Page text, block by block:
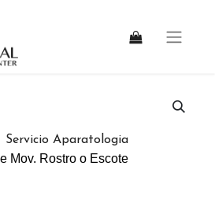
Servicio Aparatologia
Mov. Rostro o Escote